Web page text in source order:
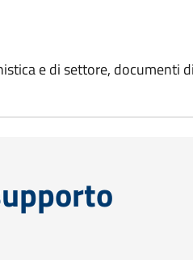
e di settore, documenti